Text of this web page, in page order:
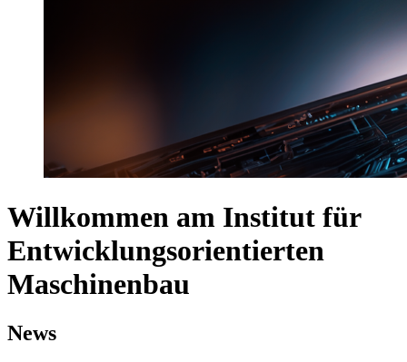
Willkommen am Institut für
Entwicklungsorientierten
Maschinenbau
News